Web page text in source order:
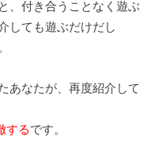
、付き合うことなく遊ぶ
しても遊ぶだけだし
あなたが、再度紹介して
する です。